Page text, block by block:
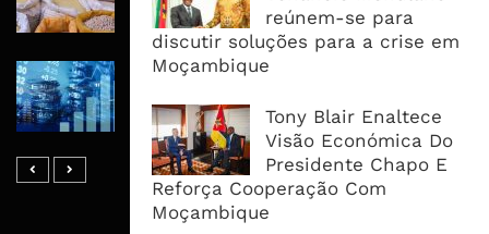
reúnem-se para
discutir soluções para a crise em
Moçambique
Tony Blair Enaltece
Visão Económica Do
Presidente Chapo E
Reforça Cooperação Com
Moçambique
Oferta Confortável
Dívida Pública Sobe Para 75,2% do
Endividamento Interno